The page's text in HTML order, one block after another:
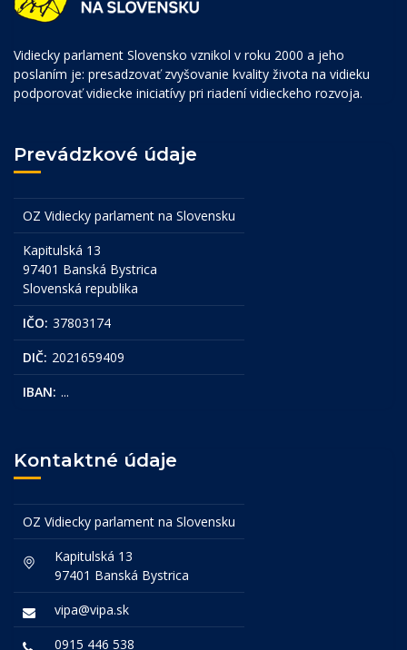
Vidiecky parlament Slovensko vznikol v roku 2000 a jeho
poslaním je: presadzovať zvyšovanie kvality života na vidieku
podporovať vidiecke iniciatívy pri riadení vidieckeho rozvoja.
Prevádzkové údaje
OZ Vidiecky parlament na Slovensku
Kapitulská 13
97401 Banská Bystrica
Slovenská republika
IČO: 37803174
DIČ: 2021659409
IBAN: ...
Kontaktné údaje
OZ Vidiecky parlament na Slovensku
Kapitulská 13
97401 Banská Bystrica
vipa@vipa.sk
0915 446 538